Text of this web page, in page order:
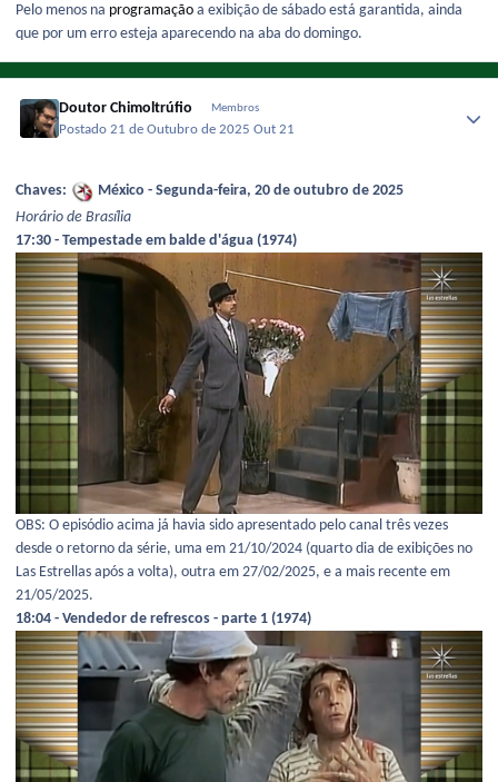
Pelo menos na programação a exibição de sábado está garantida, ainda
que por um erro esteja aparecendo na aba do domingo.
Doutor Chimoltrúfio Membros
Postado21 de Outubro de 2025Out 21
Chaves:
México - Segunda-feira, 20 de outubro de 2025
Horário de Brasília
17:30 - Tempestade em balde d'água (1974)
OBS: O episódio acima já havia sido apresentado pelo canal três vezes
desde o retorno da série, uma em 21/10/2024 (quarto dia de exibições no
Las Estrellas após a volta), outra em 27/02/2025, e a mais recente em
21/05/2025.
18:04 - Vendedor de refrescos - parte 1 (1974)